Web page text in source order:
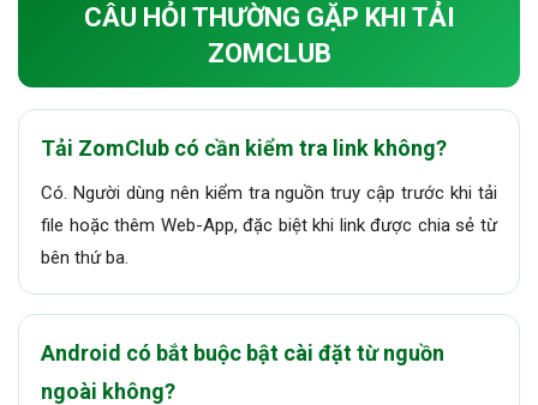
CÂU HỎI THƯỜNG GẶP KHI TẢI
ZOMCLUB
Tải ZomClub có cần kiểm tra link không?
Có. Người dùng nên kiểm tra nguồn truy cập trước khi tải
file hoặc thêm Web-App, đặc biệt khi link được chia sẻ từ
bên thứ ba.
Android có bắt buộc bật cài đặt từ nguồn
ngoài không?